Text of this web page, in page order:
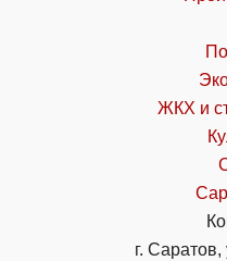
ЖКХ и
г. Саратов,